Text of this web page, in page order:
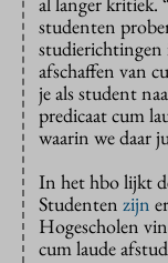
studenten
studierichtingen
afschaffen van
je als student
predicaat cum
waarin we daar
In het hbo lijkt
Studenten zijn
Hogescholen
cum laude